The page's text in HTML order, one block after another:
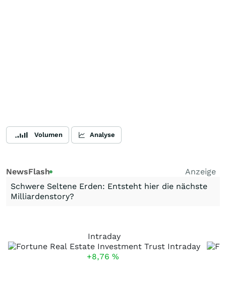
Volumen Analyse
NewsFlash
Anzeige
Schwere Seltene Erden: Entsteht hier die nächste
Milliardenstory?
Intraday
+8,76 %